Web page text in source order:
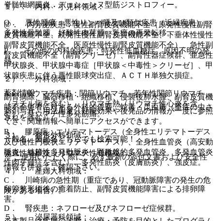
脊髄蜘網膜炎、デュシェンヌ型筋ジストロフィー。
O． 悪性腫瘍：悪性リンパ腫及び類似疾患（近縁疾患）、
多発性骨髄腫、好酸性肉芽腫、乳癌の再発転移。
P． その他の内科的疾患：特発性低血糖症、原因不明の発
熱。
２）． 外科領域：
副腎摘除、臓器移植・組織移植、侵襲後肺水腫、副腎皮質機
能不全患者に対する外科的侵襲、蛇毒・昆虫毒（重症の虫さ
されを含む）。
３）． 整形外科領域：
強直性脊椎炎（リウマチ性脊椎炎）。
４）． 産婦人科領域：
卵管整形術後の癒着防止、副腎皮質機能障害による排卵障
害。
５）． 泌尿器科領域：
１）． 内科・小児科領域：
@． 内分泌疾患：慢性副腎皮質機能不全（原発性慢性副腎
皮質機能不全、続発性慢性副腎皮質機能不全、下垂体性慢性
副腎皮質機能不全、医原性慢性副腎皮質機能不全）、急性副
腎皮質機能不全（副腎クリーゼ）、副腎性器症候群、亜急性
甲状腺炎、甲状腺中毒症［甲状腺＜中毒性＞クリーゼ］、甲
状腺疾患に伴う悪性眼球突出症、ＡＣＴＨ単独欠損症。
A． リウマチ疾患：関節リウマチ、若年性関節リウマチ
（スチル病を含む）、リウマチ熱（リウマチ性心炎を含
む）、リウマチ性多発筋痛。
B． 膠原病：エリテマトーデス（全身性エリテマトーデス
及び慢性円板状エリテマトーデス）、全身性血管炎（高安動
脈炎、結節性多発動脈炎、顕微鏡的多発血管炎、多発血管炎
性肉芽腫症を含む）、多発性筋炎（皮膚筋炎）、強皮症。
C． 川崎病の急性期（重症であり、冠動脈障害の発生の危
険がある場合）。
D． 腎疾患：ネフローゼ及びネフローゼ症候群。
薬剤情報
薬剤写真、用法用量、効能効果や後発品の情報が一度に参照
でき、関連情報へ簡単にアクセスができます。
一般名、製品名どちらでも検索可能！
※ ご使用いただく際に、必ず最新の添付文書および安全性
情報も併せてご確認下さい。